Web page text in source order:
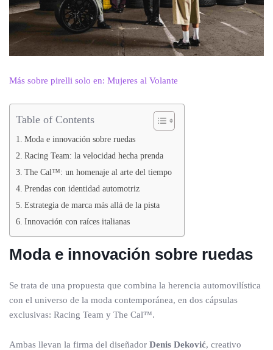
Más sobre pirelli solo en: Mujeres al Volante
Table of Contents
Moda e innovación sobre ruedas
Racing Team: la velocidad hecha prenda
The Cal™: un homenaje al arte del tiempo
Prendas con identidad automotriz
Estrategia de marca más allá de la pista
Innovación con raíces italianas
Moda e innovación sobre ruedas
Se trata de una propuesta que combina la herencia automovilística
con el universo de la moda contemporánea, en dos cápsulas
exclusivas: Racing Team y The Cal™.
Ambas llevan la firma del diseñador Denis Deković, creativo